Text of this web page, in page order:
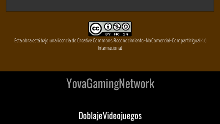
Esta obra está bajo una licencia de Creative Commons Reconocimiento-NoComercial-CompartirIgual 4.0
Internacional
YovaGamingNetwork
DoblajeVideojuegos